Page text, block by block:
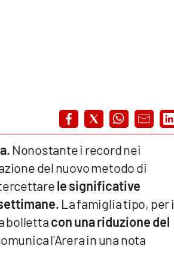
Nonostante i record nei
del nuovo metodo di
le significative
La famiglia tipo, per i
bollettacon una riduzione del
l'Arera in una nota